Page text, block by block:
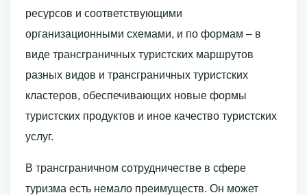
ресурсов и соответствующими
организационными схемами, и по формам – в
виде трансграничных туристских маршрутов
разных видов и трансграничных туристских
кластеров, обеспечивающих новые формы
туристских продуктов и иное качество туристских
услуг.
В трансграничном сотрудничестве в сфере
туризма есть немало преимуществ. Он может